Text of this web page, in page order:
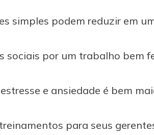
simples podem reduzir em
sociais por um trabalho bem
e ansiedade é bem
para seus